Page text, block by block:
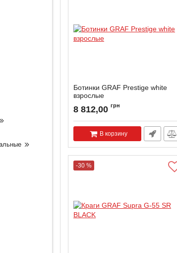
Ботинки GRAF Prestige white
взрослые
PRESTIGE-KW-8L
8 812,00 грн
В корзину
-30 %